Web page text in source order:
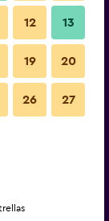
12 13
19 20
26 27